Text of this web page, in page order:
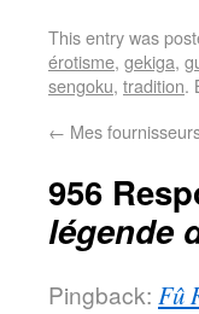
This entry was
érotisme, gekiga,
sengoku, tradition.
← Mes
956
légende
Pingback: Fû